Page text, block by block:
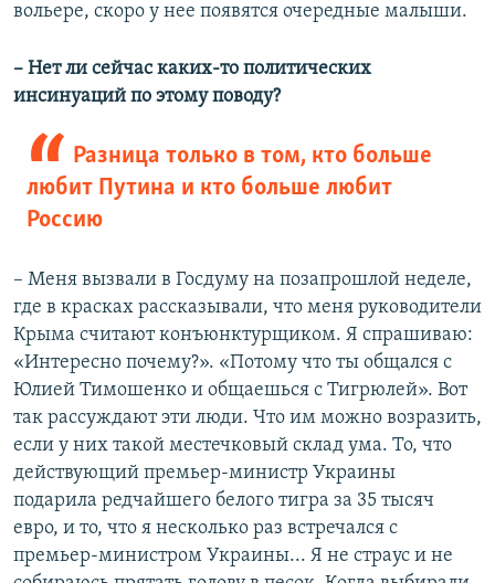
вольере, скоро у нее появятся очередные малыши.
– Нет ли сейчас каких-то политических
инсинуаций по этому поводу?
Разница только в том, кто больше
любит Путина и кто больше любит
Россию
– Меня вызвали в Госдуму на позапрошлой неделе,
где в красках рассказывали, что меня руководители
Крыма считают конъюнктурщиком. Я спрашиваю:
«Интересно почему?». «Потому что ты общался с
Юлией Тимошенко и общаешься с Тигрюлей». Вот
так рассуждают эти люди. Что им можно возразить,
если у них такой местечковый склад ума. То, что
действующий премьер-министр Украины
подарила редчайшего белого тигра за 35 тысяч
евро, и то, что я несколько раз встречался с
премьер-министром Украины... Я не страус и не